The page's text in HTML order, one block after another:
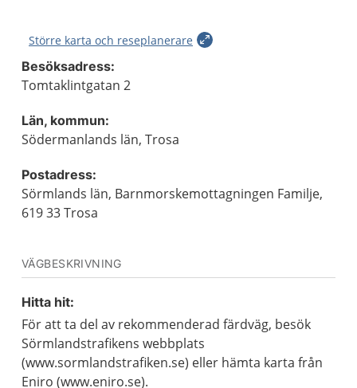
Större karta och reseplanerare
Besöksadress:
Tomtaklintgatan 2
Län, kommun:
Södermanlands län, Trosa
Postadress:
Sörmlands län, Barnmorskemottagningen Familje,
619 33 Trosa
VÄGBESKRIVNING
Hitta hit:
För att ta del av rekommenderad färdväg, besök
Sörmlandstrafikens webbplats
(www.sormlandstrafiken.se) eller hämta karta från
Eniro (www.eniro.se).